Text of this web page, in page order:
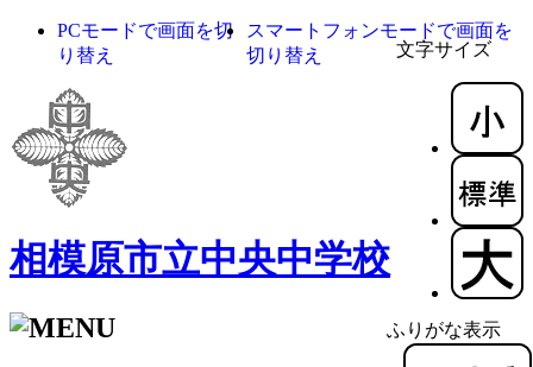
文字サイズ
ふりがな表示
PCモードで画面を切
り替え
スマートフォンモードで画面を
切り替え
相模原市立中央中学校